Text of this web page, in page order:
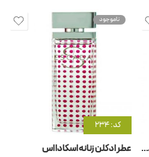
عطر ادکلن زنانه استی لودر مدرن موس
ناموجود
کد: 234
عطر ادکلن زنانه اسکادا اس